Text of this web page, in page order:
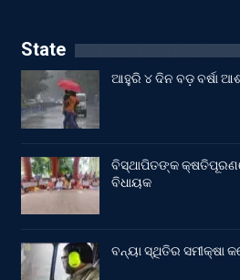
State
ଆହୁରି ୪ ଦିନ ବଡ଼ ବର୍ଷା
ବିସ୍ଥାପିତଙ୍କ
ବିଧାୟକ
ବନ୍ୟା ସ୍ଥିତିର ସମୀକ୍ଷା